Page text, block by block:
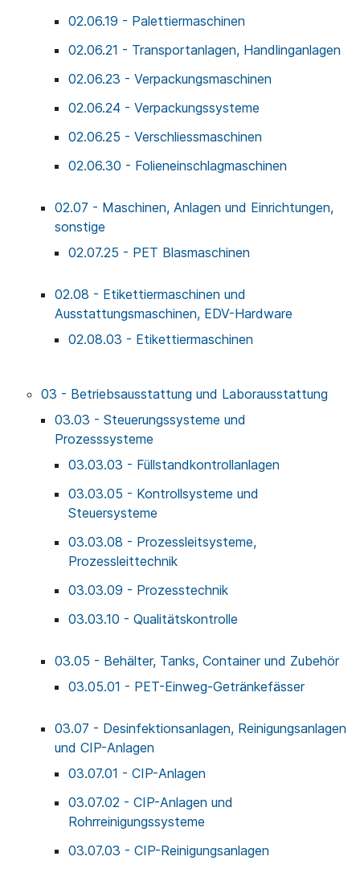
02.06.19 - Palettiermaschinen
02.06.21 - Transportanlagen, Handlinganlagen
02.06.23 - Verpackungsmaschinen
02.06.24 - Verpackungssysteme
02.06.25 - Verschliessmaschinen
02.06.30 - Folieneinschlagmaschinen
02.07 - Maschinen, Anlagen und Einrichtungen,
sonstige
02.07.25 - PET Blasmaschinen
02.08 - Etikettiermaschinen und
Ausstattungsmaschinen, EDV-Hardware
02.08.03 - Etikettiermaschinen
03 - Betriebsausstattung und Laborausstattung
03.03 - Steuerungssysteme und
Prozesssysteme
03.03.03 - Füllstandkontrollanlagen
03.03.05 - Kontrollsysteme und
Steuersysteme
03.03.08 - Prozessleitsysteme,
Prozessleittechnik
03.03.09 - Prozesstechnik
03.03.10 - Qualitätskontrolle
03.05 - Behälter, Tanks, Container und Zubehör
03.05.01 - PET-Einweg-Getränkefässer
03.07 - Desinfektionsanlagen, Reinigungsanlagen
und CIP-Anlagen
03.07.01 - CIP-Anlagen
03.07.02 - CIP-Anlagen und
Rohrreinigungssysteme
03.07.03 - CIP-Reinigungsanlagen